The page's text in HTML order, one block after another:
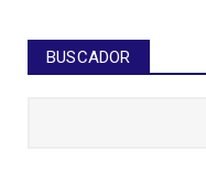
BUSCADOR